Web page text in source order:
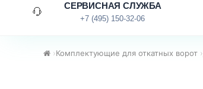
СЕРВИСНАЯ СЛУЖБА
+7 (495) 150-32-06
›Комплектующие для откатных ворот ›